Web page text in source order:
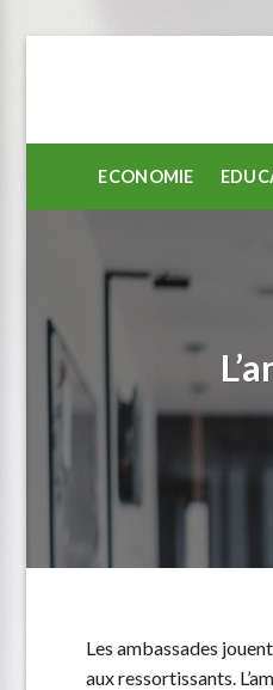
ECONOMIE
Les ambassades
aux ressortissants.